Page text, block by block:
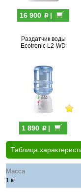
16 900 p|
Раздатчик воды
Ecotronic L2-WD
1 890 p|
Таблица
Масса
1 кг